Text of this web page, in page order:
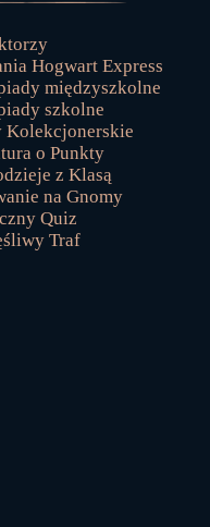
Hogwart Express
międzyszkolne
szkolne
Kolekcjonerskie
o Punkty
z Klasą
na Gnomy
Quiz
Traf